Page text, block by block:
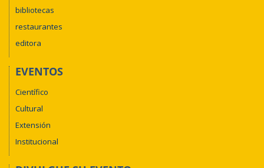
bibliotecas
restaurantes
editora
EVENTOS
Científico
Cultural
Extensión
Institucional